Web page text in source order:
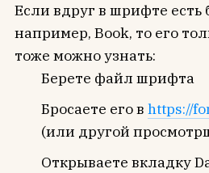
Если вдруг в шрифте есть
например, Book, то его
тоже можно узнать:
Берете файл шрифта
Бросаете его в https://
(или другой
Открываете вкладку